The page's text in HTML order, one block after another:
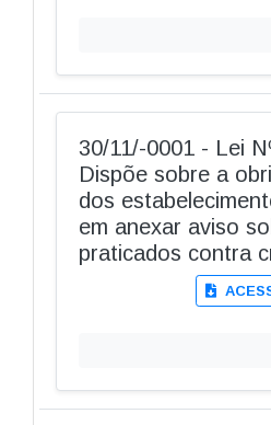
30/11/-0001 - Lei
Dispõe sobre a
dos
em anexar aviso
praticados contra